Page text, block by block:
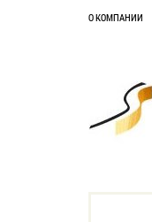
О КОМПАНИИ